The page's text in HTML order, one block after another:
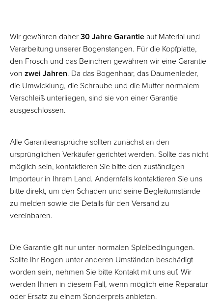
Wir gewähren daher 30 Jahre Garantie auf Material und
Verarbeitung unserer Bogenstangen. Für die Kopfplatte,
den Frosch und das Beinchen gewähren wir eine Garantie
von zwei Jahren. Da das Bogenhaar, das Daumenleder,
die Umwicklung, die Schraube und die Mutter normalem
Verschleiß unterliegen, sind sie von einer Garantie
ausgeschlossen.
Alle Garantieansprüche sollten zunächst an den
ursprünglichen Verkäufer gerichtet werden. Sollte das nicht
möglich sein, kontaktieren Sie bitte den zuständigen
Importeur in Ihrem Land. Andernfalls kontaktieren Sie uns
bitte direkt, um den Schaden und seine Begleitumstände
zu melden sowie die Details für den Versand zu
vereinbaren.
Die Garantie gilt nur unter normalen Spielbedingungen.
Sollte Ihr Bogen unter anderen Umständen beschädigt
worden sein, nehmen Sie bitte Kontakt mit uns auf. Wir
werden Ihnen in diesem Fall, wenn möglich eine Reparatur
oder Ersatz zu einem Sonderpreis anbieten.